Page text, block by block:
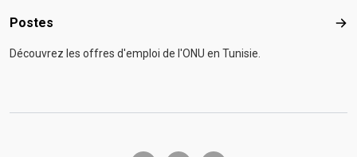
Postes
Découvrez les offres d'emploi de l'ONU en Tunisie.